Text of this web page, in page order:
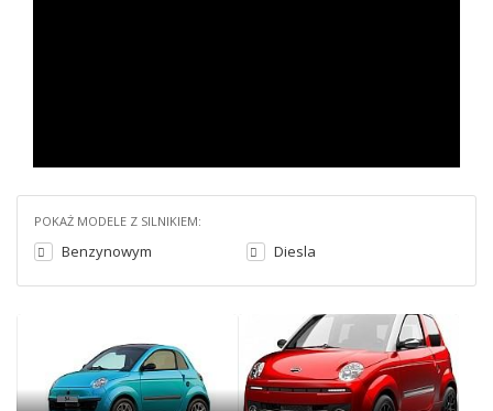
POKAŻ MODELE Z SILNIKIEM:
Benzynowym Diesla